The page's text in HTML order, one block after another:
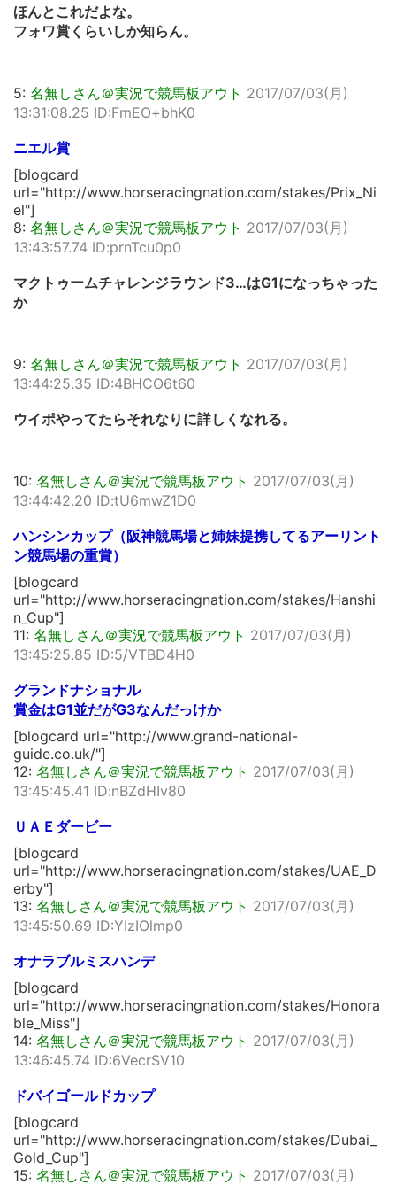
ほんとこれだよな。
フォワ賞くらいしか知らん。
5: 名無しさん＠実況で競馬板アウト 2017/07/03(月)
13:31:08.25 ID:FmEO+bhK0
ニエル賞
[blogcard
url="http://www.horseracingnation.com/stakes/Prix_Ni
el"]
8: 名無しさん＠実況で競馬板アウト 2017/07/03(月)
13:43:57.74 ID:prnTcu0p0
マクトゥームチャレンジラウンド3…はG1になっちゃった
か
9: 名無しさん＠実況で競馬板アウト 2017/07/03(月)
13:44:25.35 ID:4BHCO6t60
ウイポやってたらそれなりに詳しくなれる。
10: 名無しさん＠実況で競馬板アウト 2017/07/03(月)
13:44:42.20 ID:tU6mwZ1D0
ハンシンカップ（阪神競馬場と姉妹提携してるアーリント
ン競馬場の重賞）
[blogcard
url="http://www.horseracingnation.com/stakes/Hanshi
n_Cup"]
11: 名無しさん＠実況で競馬板アウト 2017/07/03(月)
13:45:25.85 ID:5/VTBD4H0
グランドナショナル
賞金はG1並だがG3なんだっけか
[blogcard url="http://www.grand-national-
guide.co.uk/"]
12: 名無しさん＠実況で競馬板アウト 2017/07/03(月)
13:45:45.41 ID:nBZdHIv80
ＵＡＥダービー
[blogcard
url="http://www.horseracingnation.com/stakes/UAE_D
erby"]
13: 名無しさん＠実況で競馬板アウト 2017/07/03(月)
13:45:50.69 ID:YIzIOlmp0
オナラブルミスハンデ
[blogcard
url="http://www.horseracingnation.com/stakes/Honora
ble_Miss"]
14: 名無しさん＠実況で競馬板アウト 2017/07/03(月)
13:46:45.74 ID:6VecrSV10
ドバイゴールドカップ
[blogcard
url="http://www.horseracingnation.com/stakes/Dubai_
Gold_Cup"]
15: 名無しさん＠実況で競馬板アウト 2017/07/03(月)